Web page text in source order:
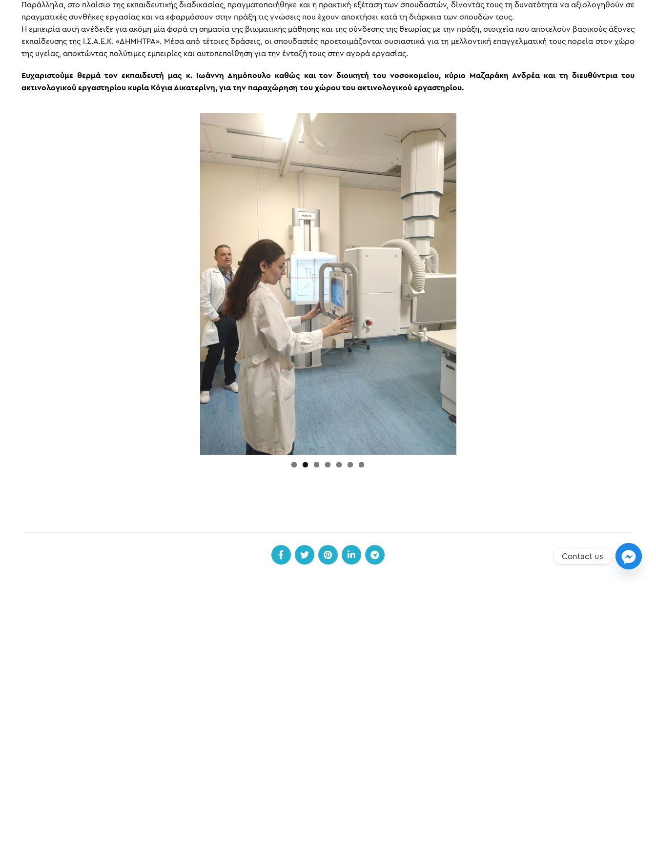
Παράλληλα, στο πλαίσιο της εκπαιδευτικής διαδικασίας, πραγματοποιήθηκε και η πρακτική εξέταση των σπουδαστών, δίνοντάς τους τη δυνατότητα να αξιολογηθούν σε
πραγματικές συνθήκες εργασίας και να εφαρμόσουν στην πράξη τις γνώσεις που έχουν αποκτήσει κατά τη διάρκεια των σπουδών τους.
Η εμπειρία αυτή ανέδειξε για ακόμη μία φορά τη σημασία της βιωματικής μάθησης και της σύνδεσης της θεωρίας με την πράξη, στοιχεία που αποτελούν βασικούς άξονες
εκπαίδευσης της Ι.Σ.Α.Ε.Κ. «ΔΗΜΗΤΡΑ». Μέσα από τέτοιες δράσεις, οι σπουδαστές προετοιμάζονται ουσιαστικά για τη μελλοντική επαγγελματική τους πορεία στον χώρο
της υγείας, αποκτώντας πολύτιμες εμπειρίες και αυτοπεποίθηση για την ένταξή τους στην αγορά εργασίας.
Ευχαριστούμε θερμά τον εκπαιδευτή μας κ. Ιωάννη Δημόπουλο καθώς και τον διοικητή του νοσοκομείου, κύριο Μαζαράκη Ανδρέα και τη διευθύντρια του
ακτινολογικού εργαστηρίου κυρία Κόγια Αικατερίνη, για την παραχώρηση του χώρου του ακτινολογικού εργαστηρίου.
Contact us